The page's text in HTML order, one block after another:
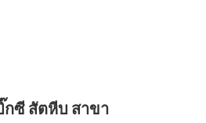
กซี สัตหีบ สาขา